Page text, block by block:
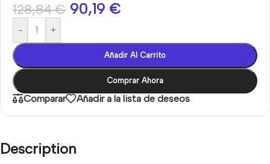
128,84€ 90,19 €
- +
Añadir Al Carrito
Comprar Ahora
Comparar Añadir a la lista de deseos
Description